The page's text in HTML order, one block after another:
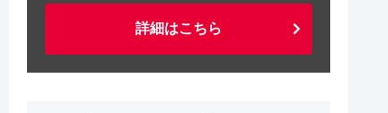
詳細はこちら